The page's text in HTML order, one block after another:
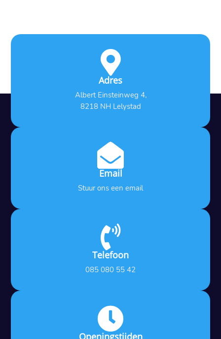

Adres
Albert Einsteinweg 4,
8218 NH Lelystad

Email
Stuur ons een email

Telefoon
085 080 55 42
